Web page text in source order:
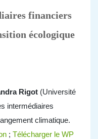
financiers
écologique
Rigot(Université
intermédiaires
climatique.
; Télécharger le WP